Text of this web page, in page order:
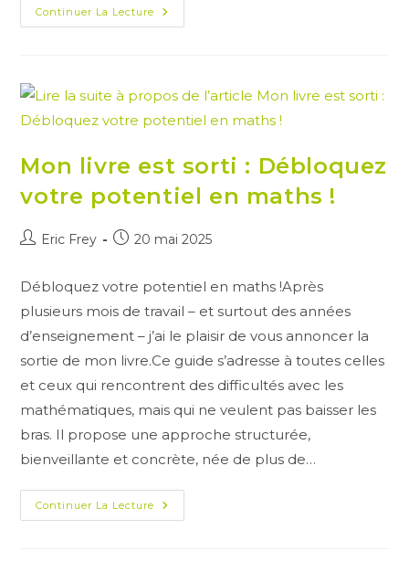
Continuer La Lecture Automatismes
En
Anticipée
Du
Bac
Mon livre est sorti : Débloquez
votre potentiel en maths !
Auteur/autrice
publication :
Eric Frey
Publication
20 mai 2025
Débloquez votre potentiel en maths !Après
plusieurs mois de travail – et surtout des années
d’enseignement – j’ai le plaisir de vous annoncer la
sortie de mon livre.Ce guide s’adresse à toutes celles
et ceux qui rencontrent des difficultés avec les
mathématiques, mais qui ne veulent pas baisser les
bras. Il propose une approche structurée,
bienveillante et concrète, née de plus de…
Continuer La Lecture Mon
Livre